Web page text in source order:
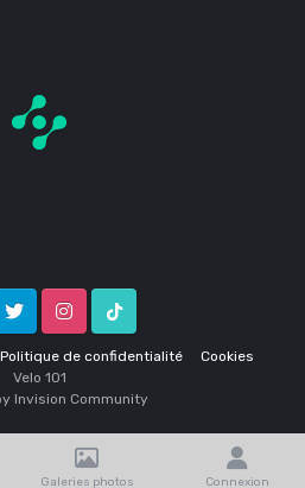
Politique de confidentialité Cookies
InstagramTik Tok
Velo 1O1
Invision Community
Galeries photos Connexion